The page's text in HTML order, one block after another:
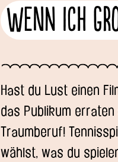
Wenn ich
Hast du Lust einen
das Publikum
Traumberuf!
wählst, was du